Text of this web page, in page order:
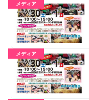
メディア
メディア